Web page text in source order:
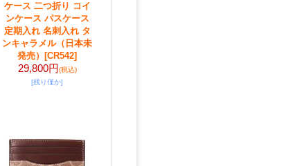
ケース 二つ折り コイ
ンケース パスケース
定期入れ 名刺入れ タ
ンキャラメル（日本未
発売）
[CR542]
29,800円(税込)
[残り僅か]